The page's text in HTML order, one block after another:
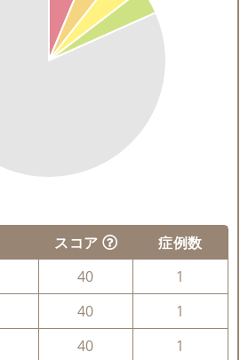
スコア
症例数
40
1
40
1
40
1